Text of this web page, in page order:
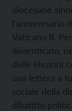
diocesane
l'anniversario
Vaticano II.
dimenticato,
delle elezioni
una lettera a
sociale della
dibattito